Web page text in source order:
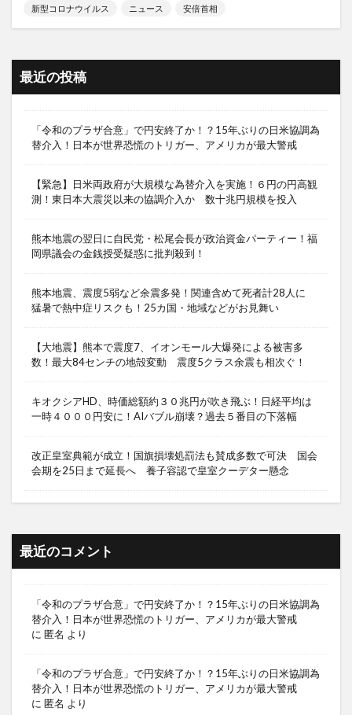
新型コロナウイルス ニュース 安倍首相
最近の投稿
「令和のプラザ合意」で円安終了か！？15年ぶりの日米協調為
替介入！日本が世界恐慌のトリガー、アメリカが最大警戒
【緊急】日米両政府が大規模な為替介入を実施！６円の円高観
測！東日本大震災以来の協調介入か 数十兆円規模を投入
熊本地震の翌日に自民党・松尾会長が政治資金パーティー！福
岡県議会の金銭授受疑惑に批判殺到！
熊本地震、震度5弱など余震多発！関連含めて死者計28人に
猛暑で熱中症リスクも！25カ国・地域などがお見舞い
【大地震】熊本で震度7、イオンモール大爆発による被害多
数！最大84センチの地殻変動 震度5クラス余震も相次ぐ！
キオクシアHD、時価総額約３０兆円が吹き飛ぶ！日経平均は
一時４０００円安に！AIバブル崩壊？過去５番目の下落幅
改正皇室典範が成立！国旗損壊処罰法も賛成多数で可決 国会
会期を25日まで延長へ 養子容認で皇室クーデター懸念
最近のコメント
「令和のプラザ合意」で円安終了か！？15年ぶりの日米協調為
替介入！日本が世界恐慌のトリガー、アメリカが最大警戒
に 匿名 より
「令和のプラザ合意」で円安終了か！？15年ぶりの日米協調為
替介入！日本が世界恐慌のトリガー、アメリカが最大警戒
に 匿名 より